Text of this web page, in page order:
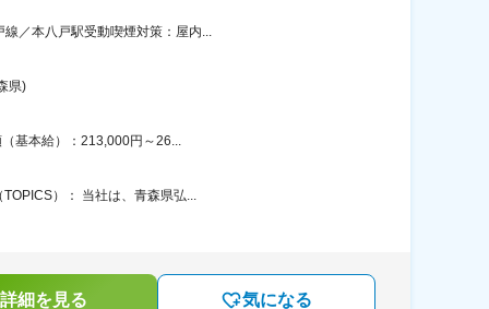
／本八戸駅受動喫煙対策：屋内...
県)
基本給）：213,000円～26...
）： 当社は、青森県弘...
細を見る 気になる